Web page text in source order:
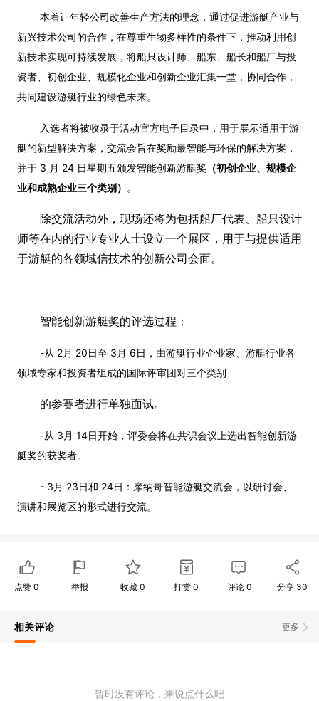
本着让年轻公司改善生产方法的理念，通过促进游艇产业与
新兴技术公司的合作，在尊重生物多样性的条件下，推动利用创
新技术实现可持续发展，将船只设计师、船东、船长和船厂与投
资者、初创企业、规模化企业和创新企业汇集一堂，协同合作，
共同建设游艇行业的绿色未来。
入选者将被收录于活动官方电子目录中，用于展示适用于游
艇的新型解决方案，交流会旨在奖励最智能与环保的解决方案，
并于 3 月 24 日星期五颁发智能创新游艇奖 （初创企业、规模企
业和成熟企业三个类别） 。
除交流活动外，现场还将为包括船厂代表、船只设计
师等在内的行业专业人士设立一个展区，用于与提供适用
于游艇的各领域信技术的创新公司会面。
智能创新游艇奖的评选过程：
-从 2月 20日至 3月 6日，由游艇行业企业家、游艇行业各
领域专家和投资者组成的国际评审团对三个类别
的参赛者进行单独面试。
-从 3月 14日开始，评委会将在共识会议上选出智能创新游
艇奖的获奖者。
- 3月 23日和 24日：摩纳哥智能游艇交流会，以研讨会、
演讲和展览区的形式进行交流。
点赞 0 举报 收藏0 打赏 0 评论 0 分享 30
更多
相关评论
暂时没有评论，来说点什么吧